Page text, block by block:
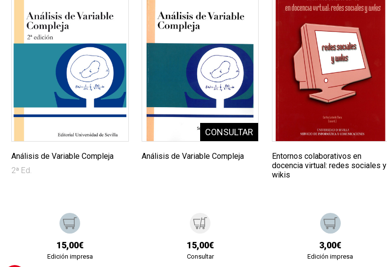
Análisis de Variable Compleja
2ª Ed.
15,00€
Edición impresa
Análisis de Variable Compleja
15,00€
Consultar
Entornos colaborativos en
docencia virtual: redes sociales y
wikis
3,00€
Edición impresa